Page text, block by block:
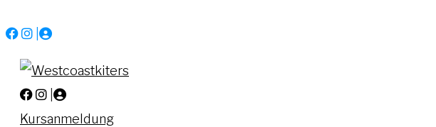
Inhalt
springen
Kursanmeldung